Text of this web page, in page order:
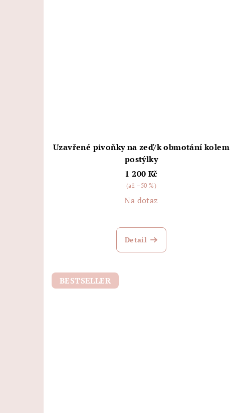
Uzavřené pivoňky na zeď/k obmotání kolem
postýlky
1 200 Kč
(až –50 %)
Na dotaz
Detail
BESTSELLER